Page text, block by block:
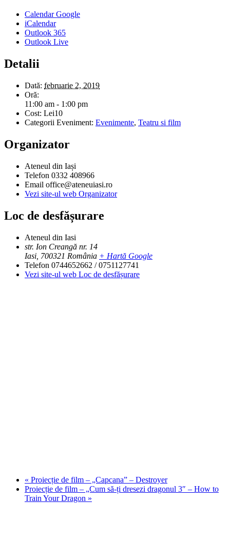
Calendar Google
iCalendar
Outlook 365
Outlook Live
Detalii
Dată: februarie 2, 2019
Oră:
11:00 am - 1:00 pm
Cost: Lei10
Categorii Eveniment: Evenimente, Teatru si film
Organizator
Ateneul din Iași
Telefon 0332 408966
Email office@ateneuiasi.ro
Vezi site-ul web Organizator
Loc de desfășurare
Ateneul din Iasi
str. Ion Creangă nr. 14
Iasi 700321 România + Hartă Google
Telefon 0744652662 / 0751127741
Vezi site-ul web Loc de desfășurare
« Proiecție de film – „Capcana” – Destroyer
Proiecție de film – „Cum să-ți dresezi dragonul 3″ – How to
Train Your Dragon »